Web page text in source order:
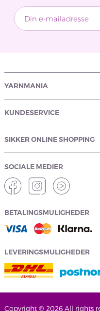
YARNMANIA
KUNDESERVICE
SIKKER ONLINE SHOPPING
SOCIALE MEDIER
BETALINGSMULIGHEDER
LEVERINGSMULIGHEDER
Copyright ® 2026 All rights